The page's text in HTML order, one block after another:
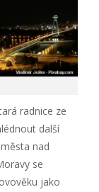
radnice ze
další
nad
se
jako